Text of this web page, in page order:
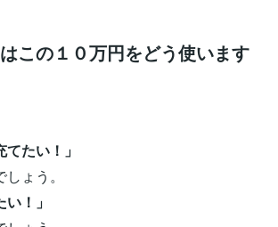
この１０万円をどう使います
てたい！」
ょう。
！」